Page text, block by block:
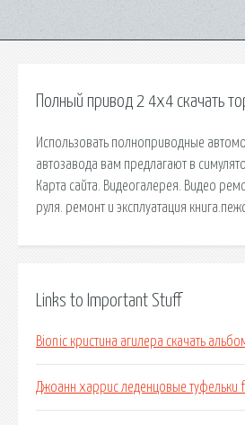
Полный привод 2 4х4 скачать
Использовать полноприводные
автозавода вам предлагают в
Карта сайта. Видеогалерея. Видео
руля. ремонт и эксплуатация
Links to Important Stuff
Bionic кристина агилера скачать
Джоанн харрис леденцовые туфельки